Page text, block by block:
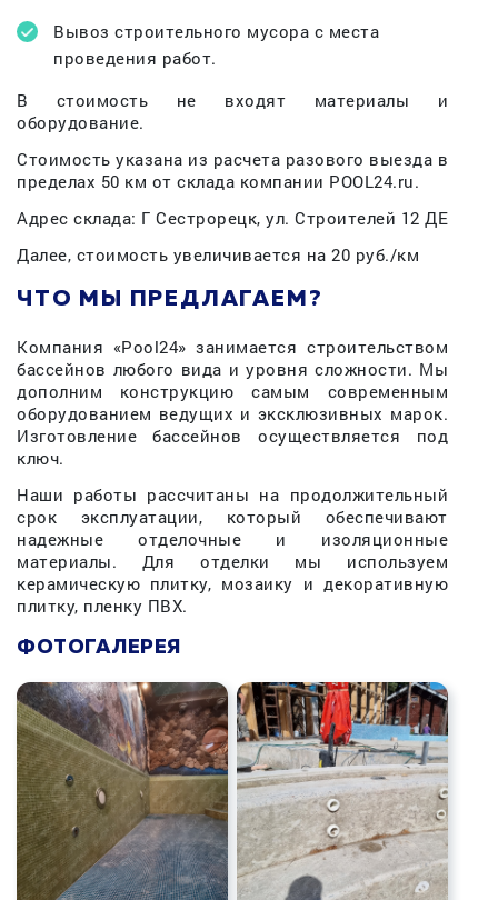
Вывоз строительного мусора с места
проведения работ.
В стоимость не входят материалы и
оборудование.
Стоимость указана из расчета разового выезда в
пределах 50 км от склада компании POOL24.ru.
Адрес склада: Г Сестрорецк, ул. Строителей 12 ДЕ
Далее, стоимость увеличивается на 20 руб./км
ЧТО МЫ ПРЕДЛАГАЕМ?
Компания «Pool24» занимается строительством
бассейнов любого вида и уровня сложности. Мы
дополним конструкцию самым современным
оборудованием ведущих и эксклюзивных марок.
Изготовление бассейнов осуществляется под
ключ.
Наши работы рассчитаны на продолжительный
срок эксплуатации, который обеспечивают
надежные отделочные и изоляционные
материалы. Для отделки мы используем
керамическую плитку, мозаику и декоративную
плитку, пленку ПВХ.
ФОТОГАЛЕРЕЯ